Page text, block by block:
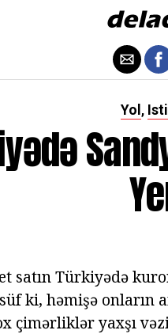
Yol ,
satın Türkiyədə
ki, həmişə onların
çimərliklər yaxşı